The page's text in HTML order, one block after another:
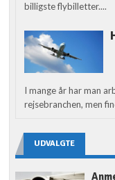
billigste flybilletter....
I mange år har man
rejsebranchen, men
UDVALGTE